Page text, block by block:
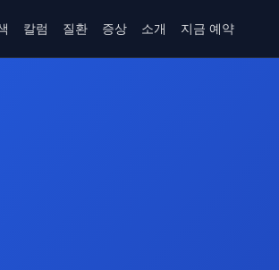
칼럼 질환 증상 소개 지금 예약